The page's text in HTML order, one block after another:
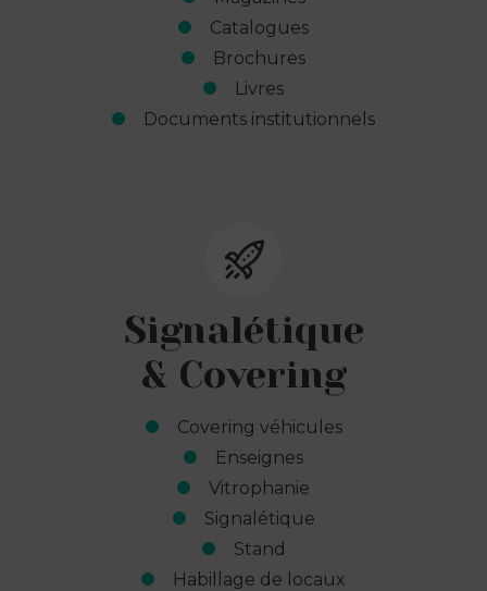
Catalogues
Brochures
Livres
Documents institutionnels
Signalétique
& Covering
Covering véhicules
Enseignes
Vitrophanie
Signalétique
Stand
Habillage de locaux